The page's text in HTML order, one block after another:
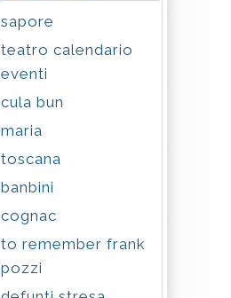
sapore
teatro calendario
eventi
cula bun
maria
toscana
banbini
cognac
to remember frank
pozzi